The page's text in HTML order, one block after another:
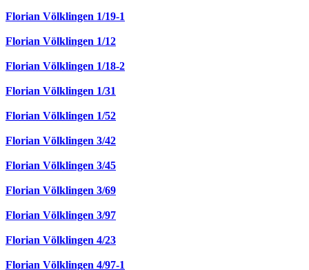
Florian Völklingen 1/19-1
Florian Völklingen 1/12
Florian Völklingen 1/18-2
Florian Völklingen 1/31
Florian Völklingen 1/52
Florian Völklingen 3/42
Florian Völklingen 3/45
Florian Völklingen 3/69
Florian Völklingen 3/97
Florian Völklingen 4/23
Florian Völklingen 4/97-1